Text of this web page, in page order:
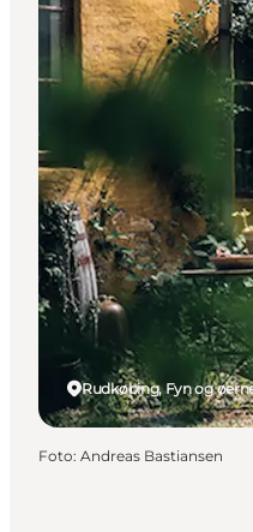
Rudkøbing, Fyn og
Foto: Andreas Bastiansen